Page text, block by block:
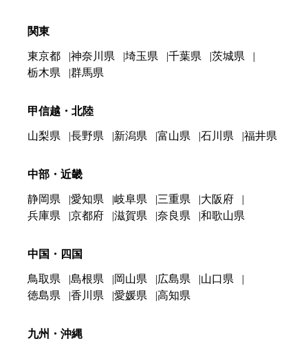
関東
東京都 神奈川県 埼玉県 千葉県
茨城県
栃木県
群馬県
甲信越・北陸
山梨県 長野県 新潟県 富山県 石川県 福井県
中部・近畿
静岡県 愛知県 岐阜県 三重県
大阪府
兵庫県
京都府 滋賀県 奈良県 和歌山県
中国・四国
鳥取県 島根県 岡山県 広島県
山口県
徳島県
香川県 愛媛県 高知県
九州・沖縄